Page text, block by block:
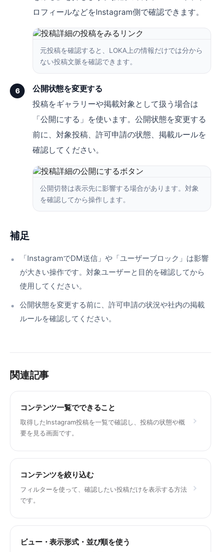
ロフィールなどをInstagram側で確認できます。
元投稿を確認すると、LOKA上の情報だけでは分から
ない投稿文脈を確認できます。
6 公開状態を変更する
投稿をギャラリーや掲載対象として扱う場合は
「公開にする」を使います。公開状態を変更する
前に、対象投稿、許可申請の状態、掲載ルールを
確認してください。
公開切替は表示先に影響する場合があります。対象
を確認してから操作します。
補足
「InstagramでDM送信」や「ユーザーブロック」は影響
が大きい操作です。対象ユーザーと目的を確認してから
使用してください。
公開状態を変更する前に、許可申請の状況や社内の掲載
ルールを確認してください。
関連記事
コンテンツ一覧でできること
取得したInstagram投稿を一覧で確認し、投稿の状態や概
要を見る画面です。
コンテンツを絞り込む
フィルターを使って、確認したい投稿だけを表示する方法
です。
ビュー・表示形式・並び順を使う